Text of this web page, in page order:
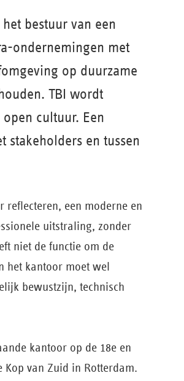
bestuur van een
ondernemingen met
op duurzame
TBI wordt
cultuur. Een
stakeholders en tussen
reflecteren, een moderne en
uitstraling, zonder
niet de functie om de
het kantoor moet wel
bewustzijn, technisch
kantoor op de 18e en
van Zuid in Rotterdam.